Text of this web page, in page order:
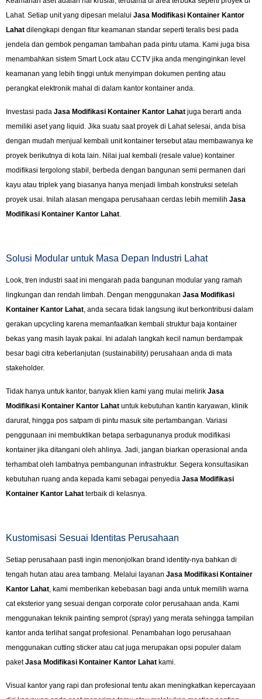
Lahat. Setiap unit yang dipesan melalui Jasa Modifikasi Kontainer Kantor
Lahat dilengkapi dengan fitur keamanan standar seperti teralis besi pada
jendela dan gembok pengaman tambahan pada pintu utama. Kami juga bisa
menambahkan sistem Smart Lock atau CCTV jika anda menginginkan level
keamanan yang lebih tinggi untuk menyimpan dokumen penting atau
perangkat elektronik mahal di dalam kantor kontainer anda.
Investasi pada Jasa Modifikasi Kontainer Kantor Lahat juga berarti anda
memiliki aset yang liquid. Jika suatu saat proyek di Lahat selesai, anda bisa
dengan mudah menjual kembali unit kontainer tersebut atau membawanya ke
proyek berikutnya di kota lain. Nilai jual kembali (resale value) kontainer
modifikasi tergolong stabil, berbeda dengan bangunan semi permanen dari
kayu atau triplek yang biasanya hanya menjadi limbah konstruksi setelah
proyek usai. Inilah alasan mengapa perusahaan cerdas lebih memilih Jasa
Modifikasi Kontainer Kantor Lahat
Solusi Modular untuk Masa Depan Industri Lahat
Look, tren industri saat ini mengarah pada bangunan modular yang ramah
lingkungan dan rendah limbah. Dengan menggunakan Jasa Modifikasi
Kontainer Kantor Lahat, anda secara tidak langsung ikut berkontribusi dalam
gerakan upcycling karena memanfaatkan kembali struktur baja kontainer
bekas yang masih layak pakai. Ini adalah langkah kecil namun berdampak
besar bagi citra keberlanjutan (sustainability) perusahaan anda di mata
stakeholder.
Tidak hanya untuk kantor, banyak klien kami yang mulai melirik Jasa
Modifikasi Kontainer Kantor Lahat untuk kebutuhan kantin karyawan, klinik
darurat, hingga pos satpam di pintu masuk site pertambangan. Variasi
penggunaan ini membuktikan betapa serbagunanya produk modifikasi
kontainer jika ditangani oleh ahlinya. Jadi, jangan biarkan operasional anda
terhambat oleh lambatnya pembangunan infrastruktur. Segera konsultasikan
kebutuhan ruang anda kepada kami sebagai penyedia Jasa Modifikasi
Kontainer Kantor Lahat terbaik di kelasnya.
Kustomisasi Sesuai Identitas Perusahaan
Setiap perusahaan pasti ingin menonjolkan brand identity-nya bahkan di
tengah hutan atau area tambang. Melalui layanan Jasa Modifikasi Kontainer
Kantor Lahat, kami memberikan kebebasan bagi anda untuk memilih warna
cat eksterior yang sesuai dengan corporate color perusahaan anda. Kami
menggunakan teknik painting semprot (spray) yang merata sehingga tampilan
kantor anda terlihat sangat profesional. Penambahan logo perusahaan
menggunakan cutting sticker atau cat juga merupakan opsi populer dalam
paketJasa Modifikasi Kontainer Kantor Lahat kami.
Visual kantor yang rapi dan profesional tentu akan meningkatkan kepercayaan